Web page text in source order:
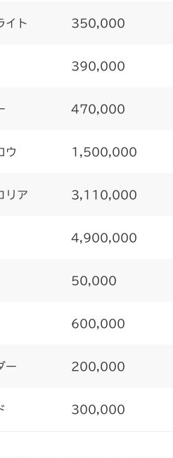
イト 350,000
390,000
470,000
ウ 1,500,000
リア 3,110,000
4,900,000
50,000
600,000
ー 200,000
300,000